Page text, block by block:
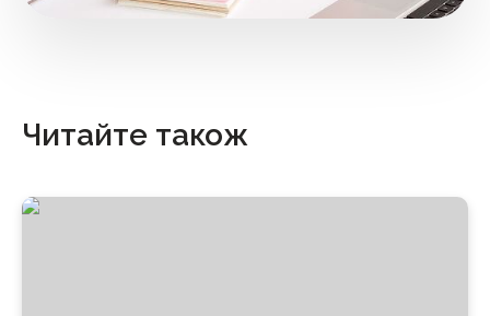
Читайте також